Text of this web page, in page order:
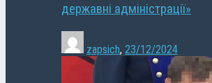
державні адміністрації»
zapsich, 23/12/2024